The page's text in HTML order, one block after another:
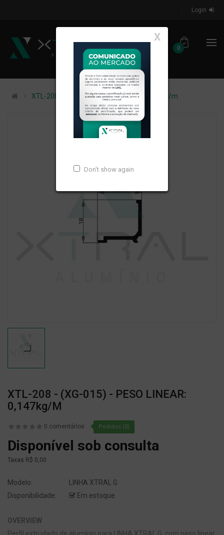
Login
0
X
Don't show again
XTL-208 - (XG-015) - PESO LINEAR: 0,147kg/m
XTL-208 - (XG-015) - PESO LINEAR:
0,147kg/m
0 comentários Pedidos (0)
Disponível sob consulta
Taxas R$ 0,00
Modelo:
LINHA XTRAL G
Disponibilidade:
Em estoque
OVERVIEW